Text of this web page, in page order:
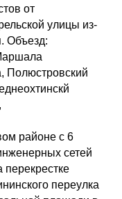
от
улицы из-
Объезд:
Полюстровский
районе с 6
сетей
перекрестке
переулка